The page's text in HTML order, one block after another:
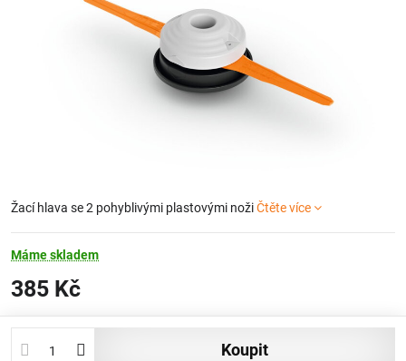
Žací hlava se 2 pohyblivými plastovými nožiČtěte více
Máme skladem
385 Kč
koupit